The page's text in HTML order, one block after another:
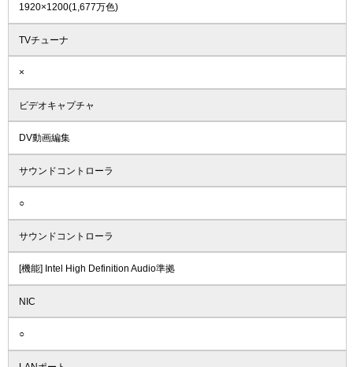
1920×1200(1,677万色)
TVチューナ
×
ビデオキャプチャ
DV動画編集
サウンドコントローラ
○
サウンドコントローラ
[機能] Intel High Definition Audio準拠
NIC
○